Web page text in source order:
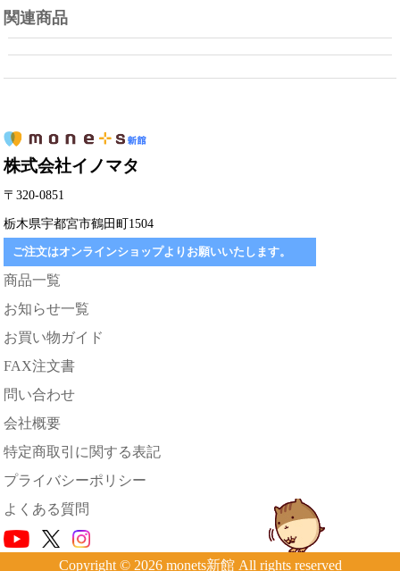
関連商品
株式会社イノマタ
〒320-0851
栃木県宇都宮市鶴田町1504
ご注文はオンラインショップよりお願いいたします。
商品一覧
お知らせ一覧
お買い物ガイド
FAX注文書
問い合わせ
会社概要
特定商取引に関する表記
プライバシーポリシー
よくある質問
Copyright © 2026 monets新館 All rights reserved